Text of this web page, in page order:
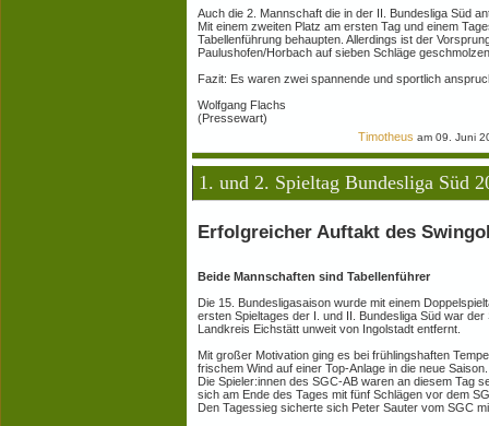
Auch die 2. Mannschaft die in der II. Bundesliga Süd
Mit einem zweiten Platz am ersten Tag und einem
Tabellenführung behaupten. Allerdings ist der
Paulushofen/Horbach auf sieben Schläge
Fazit: Es waren zwei spannende und sportlich
Wolfgang Flachs
(Pressewart)
Timotheus am 09. Juni
1. und 2. Spieltag Bundesliga Süd
Erfolgreicher Auftakt des
Beide Mannschaften sind Tabellenführer
Die 15. Bundesligasaison wurde mit einem
ersten Spieltages der I. und II. Bundesliga Süd war der
Landkreis Eichstätt unweit von Ingolstadt entfernt.
Mit großer Motivation ging es bei frühlingshaften
frischem Wind auf einer Top-Anlage in die neue Saison.
Die Spieler:innen des SGC-AB waren an diesem Tag
sich am Ende des Tages mit fünf Schlägen vor dem
Den Tagessieg sicherte sich Peter Sauter vom SGC